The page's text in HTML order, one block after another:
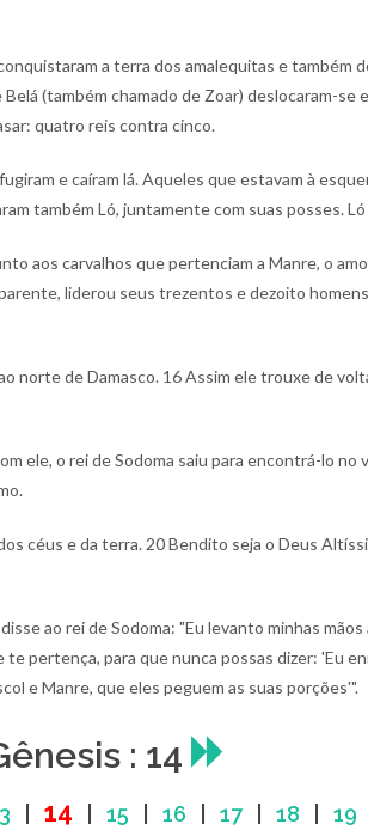
a terra dos amalequitas e também
(também chamado de Zoar) deslocaram-se
quatro reis contra cinco.
e caíram lá. Aqueles que estavam à
também Ló, juntamente com suas posses.
aos carvalhos que pertenciam a Manre, o
liderou seus trezentos e dezoito
norte de Damasco. 16 Assim ele trouxe de
o rei de Sodoma saiu para encontrá-lo no
céus e da terra. 20 Bendito seja o Deus
ao rei de Sodoma: "Eu levanto minhas
pertença, para que nunca possas dizer: 'Eu
e Manre, que eles peguem as suas porções'".
: 14
14 15 16 17| 18 19